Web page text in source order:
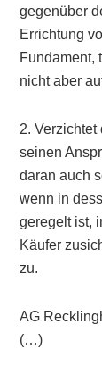
gegenüber
Errichtung
Fundament,
nicht aber
2.
seinen
daran auch
wenn in
geregelt ist,
Käufer
zu.
AG
(…)